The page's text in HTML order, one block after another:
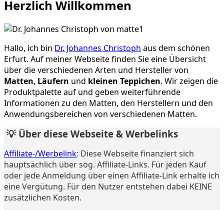
Herzlich Willkommen
Hallo, ich bin Dr. Johannes Christoph aus dem schönen
Erfurt. Auf meiner Webseite finden Sie eine Übersicht
über die verschiedenen Arten und Hersteller von
Matten, Läufern und kleinen Teppichen. Wir zeigen die
Produktpalette auf und geben weiterführende
Informationen zu den Matten, den Herstellern und den
Anwendungsbereichen von verschiedenen Matten.
💡 Über diese Webseite & Werbelinks
Affiliate-/Werbelink: Diese Webseite finanziert sich
hauptsächlich über sog. Affiliate-Links. Für jeden Kauf
oder jede Anmeldung über einen Affiliate-Link erhalte ich
eine Vergütung. Für den Nutzer entstehen dabei KEINE
zusätzlichen Kosten.